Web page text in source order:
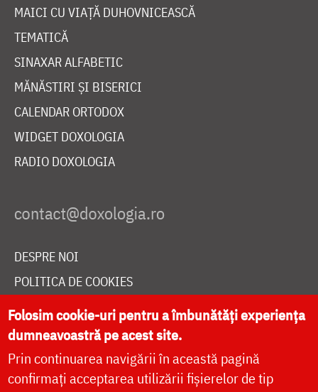
MAICI CU VIAȚĂ DUHOVNICEASCĂ
TEMATICĂ
SINAXAR ALFABETIC
MĂNĂSTIRI ȘI BISERICI
CALENDAR ORTODOX
WIDGET DOXOLOGIA
RADIO DOXOLOGIA
DESPRE NOI
POLITICA DE COOKIES
DONEAZĂ ONLINE PENTRU CATEDRALA NAȚIONALĂ
LIVE
Folosim cookie-uri pentru a îmbunătăți experiența
dumneavoastră pe acest site.
Prin continuarea navigării în această pagină
confirmați acceptarea utilizării fișierelor de tip